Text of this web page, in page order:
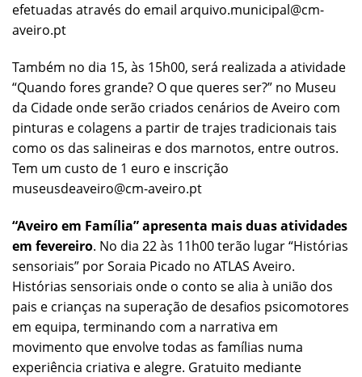
efetuadas através do email arquivo.municipal@cm-
aveiro.pt
Também no dia 15, às 15h00, será realizada a atividade
“Quando fores grande? O que queres ser?” no Museu
da Cidade onde serão criados cenários de Aveiro com
pinturas e colagens a partir de trajes tradicionais tais
como os das salineiras e dos marnotos, entre outros.
Tem um custo de 1 euro e inscrição
museusdeaveiro@cm-aveiro.pt
“Aveiro em Família” apresenta mais duas atividades
em fevereiro. No dia 22 às 11h00 terão lugar “Histórias
sensoriais” por Soraia Picado no ATLAS Aveiro.
Histórias sensoriais onde o conto se alia à união dos
pais e crianças na superação de desafios psicomotores
em equipa, terminando com a narrativa em
movimento que envolve todas as famílias numa
experiência criativa e alegre. Gratuito mediante